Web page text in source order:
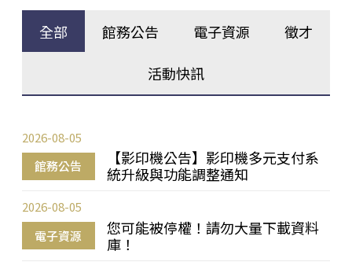
全部 館務公告 電子資源 徵才
活動快訊
館務公告
【影印機公告】影印機多元支付系
統升級與功能調整通知
2026-08-05
電子資源
您可能被停權！請勿大量下載資料
庫！
2026-08-05